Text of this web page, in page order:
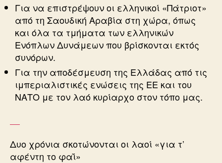
Για να επιστρέψουν οι ελληνικοί «Πάτριοτ»
από τη Σαουδική Αραβία στη χώρα, όπως
και όλα τα τμήματα των ελληνικών
Ενόπλων Δυνάμεων που βρίσκονται εκτός
συνόρων.
Για την αποδέσμευση της Ελλάδας από τις
ιμπεριαλιστικές ενώσεις της ΕΕ και του
ΝΑΤΟ με τον λαό κυρίαρχο στον τόπο μας.
Δυο χρόνια σκοτώνονται οι λαοί «για τ’
αφέντη το φαΐ»